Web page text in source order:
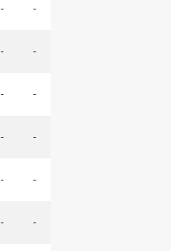
- -
- -
- -
- -
- -
- -